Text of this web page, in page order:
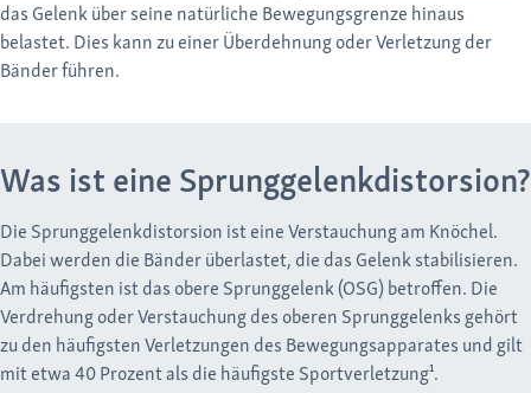
das Gelenk über seine natürliche Bewegungsgrenze hinaus
belastet. Dies kann zu einer Überdehnung oder Verletzung der
Bänder führen.
Was ist eine Sprunggelenkdistorsion?
Die Sprunggelenkdistorsion ist eine Verstauchung am Knöchel.
Dabei werden die Bänder überlastet, die das Gelenk stabilisieren.
Am häufigsten ist das obere Sprunggelenk (OSG) betroffen. Die
Verdrehung oder Verstauchung des oberen Sprunggelenks gehört
zu den häufigsten Verletzungen des Bewegungsapparates und gilt
mit etwa 40 Prozent als die häufigste Sportverletzung¹.